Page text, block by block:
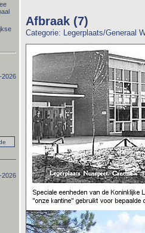
Afbraak (7)
Categorie: Legerplaats/Generaal
2026
2026